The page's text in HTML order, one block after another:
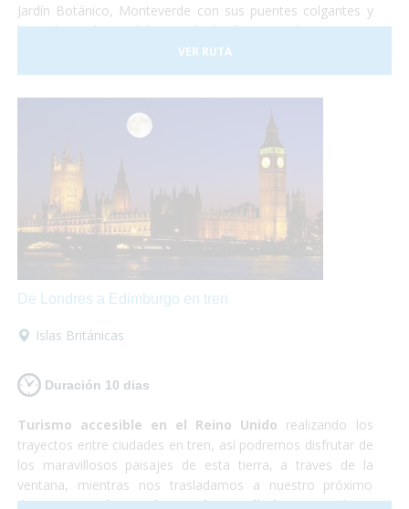
Jardín Botánico, Monteverde con sus puentes colgantes y
lugar de residencia del Quetzal, el Volcan Arenal y sus aguas
termales, Sarapiqui con su naturaleza y el tour del
chocolate para terminar relajándonos en las playas de
VER RUTA
De Londres a Edimburgo en tren
Islas Británicas
Duración 10 dias
Turismo accesible en el Reino Unido realizando los
trayectos entre ciudades en tren, así podremos disfrutar de
los maravillosos paisajes de esta tierra, a traves de la
ventana, mientras nos trasladamos a nuestro próximo
destino.Londres, Liverpool y Edimburgo, cultura,